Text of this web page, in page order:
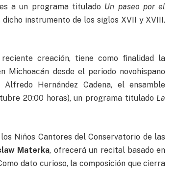
a un programa titulado Un paseo por el
instrumento de los siglos XVII y XVIII.
creación, tiene como finalidad la
desde el periodo novohispano
Hernández Cadena, el ensamble
20:00 horas), un programa titulado La
Niños Cantores del Conservatorio de las
Materka, ofrecerá un recital basado en
dato curioso, la composición que cierra